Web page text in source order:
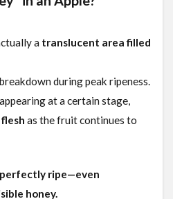
a translucent area filled
during peak ripeness.
at a certain stage,
as the fruit continues to
perfectly ripe—even
honey.